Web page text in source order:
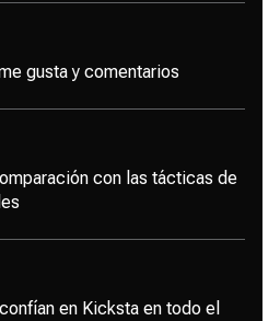
gusta y comentarios
con las tácticas de
en Kicksta en todo el